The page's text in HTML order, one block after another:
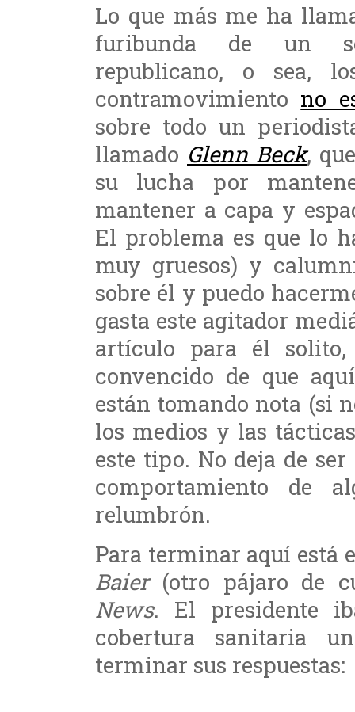
Lo que más me ha
furibunda de un
republicano, o sea,
contramovimiento no
sobre todo un
llamado Glenn Beck,
su lucha por
mantener a capa y
El problema es que lo
muy gruesos) y
sobre él y puedo
gasta este agitador
artículo para él solito,
convencido de que
están tomando nota (si
los medios y las
este tipo. No deja de
comportamiento de
relumbrón.
Para terminar aquí está
Baier(otro pájaro de
News. El presidente
cobertura sanitaria
terminar sus respuestas: